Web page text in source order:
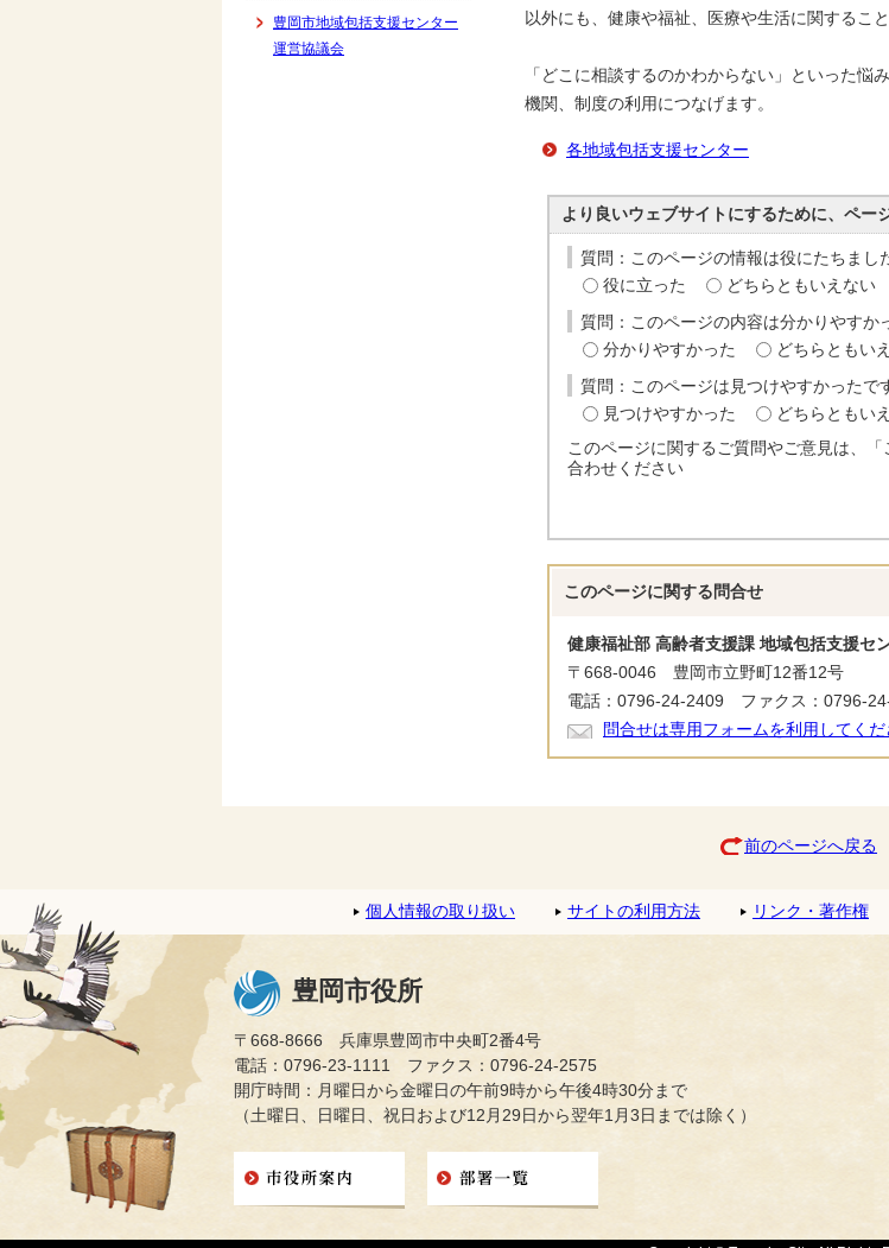
以外にも、健康や福祉、医療や生活に関するこ
「どこに相談するのかわからない」といった
機関、制度の利用につなげます。
各地域包括支援センター
より良いウェブサイトにするために、ペー
質問：このページの情報は役にたちまし
役に立った
どちらともいえない
質問：このページの内容は分かりやすか
分かりやすかった
どちらともい
質問：このページは見つけやすかったで
見つけやすかった
どちらともい
このページに関するご質問やご意見は、
合わせください
このページに関する 問合せ
健康福祉部 高齢者支援課 地域包括支援セ
〒668-0046 豊岡市立野町12番12号
電話：0796-24-2409 ファクス：0796-
問合せは専用フォームを利用してくだ
豊岡市地域包括支援センター
運営協議会
前のページへ戻る
個人情報の取り扱い サイトの利用方法 リンク・著作権
豊岡市役所
〒668-8666 兵庫県豊岡市中央町2番4号
電話：0796-23-1111 ファクス：0796-24-2575
開庁時間：月曜日から金曜日の午前9時から午後4時30分まで
（土曜日、日曜日、祝日および12月29日から翌年1月3日までは除く）